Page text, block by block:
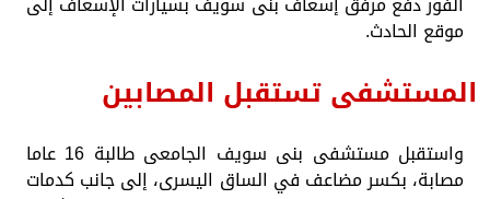
موقع الحادث.
المستشفى تستقبل المصابين
واستقبل مستشفى بنى سويف الجامعى طالبة 16 عاما
مصابة، بكسر مضاعف في الساق اليسرى، إلى جانب كدمات